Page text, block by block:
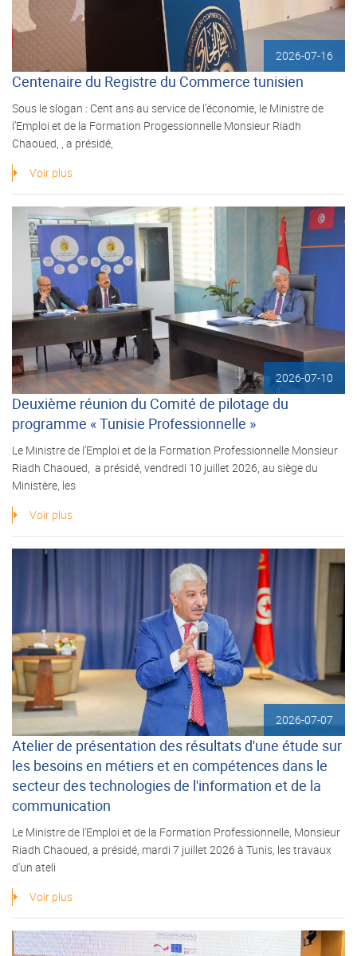
2026-07-16
Centenaire du Registre du Commerce tunisien
Sous le slogan : Cent ans au service de l’économie, le Ministre de
l’Emploi et de la Formation Progessionnelle Monsieur Riadh
Chaoued, , a présidé,
Voir plus
2026-07-10
Deuxième réunion du Comité de pilotage du
programme « Tunisie Professionnelle »
Le Ministre de l’Emploi et de la Formation Professionnelle Monsieur
Riadh Chaoued, a présidé, vendredi 10 juillet 2026, au siège du
Ministère, les
Voir plus
2026-07-07
Atelier de présentation des résultats d'une étude sur
les besoins en métiers et en compétences dans le
secteur des technologies de l'information et de la
communication
Le Ministre de l'Emploi et de la Formation Professionnelle, Monsieur
Riadh Chaoued, a présidé, mardi 7 juillet 2026 à Tunis, les travaux
d'un ateli
Voir plus